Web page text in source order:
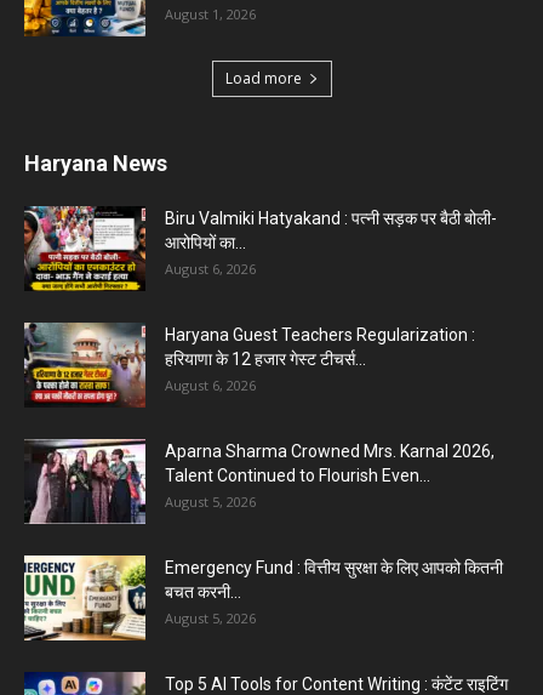
August 1, 2026
Load more
Haryana News
Biru Valmiki Hatyakand : पत्नी सड़क पर बैठी बोली-
आरोपियों का...
August 6, 2026
Haryana Guest Teachers Regularization :
हरियाणा के 12 हजार गेस्ट टीचर्स...
August 6, 2026
Aparna Sharma Crowned Mrs. Karnal 2026,
Talent Continued to Flourish Even...
August 5, 2026
Emergency Fund : वित्तीय सुरक्षा के लिए आपको कितनी
बचत करनी...
August 5, 2026
Top 5 AI Tools for Content Writing : कंटेंट राइटिंग